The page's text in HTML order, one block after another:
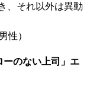
、それ以外は異動
性）
ーのない上司」エ